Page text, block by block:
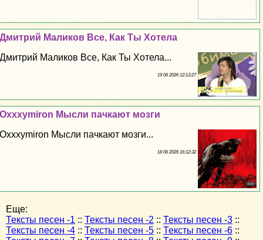
Дмитрий Маликов Все, Как Ты Хотела
Дмитрий Маликов Все, Как Ты Хотела...
19 06 2026 12:13:27
Oxxxymiron Мысли пачкают мозги
Oxxxymiron Мысли пачкают мозги...
18 06 2026 16:12:32
Еще:
Тексты песен -1 :: Тексты песен -2 :: Тексты песен -3 ::
Тексты песен -4 :: Тексты песен -5 :: Тексты песен -6 ::